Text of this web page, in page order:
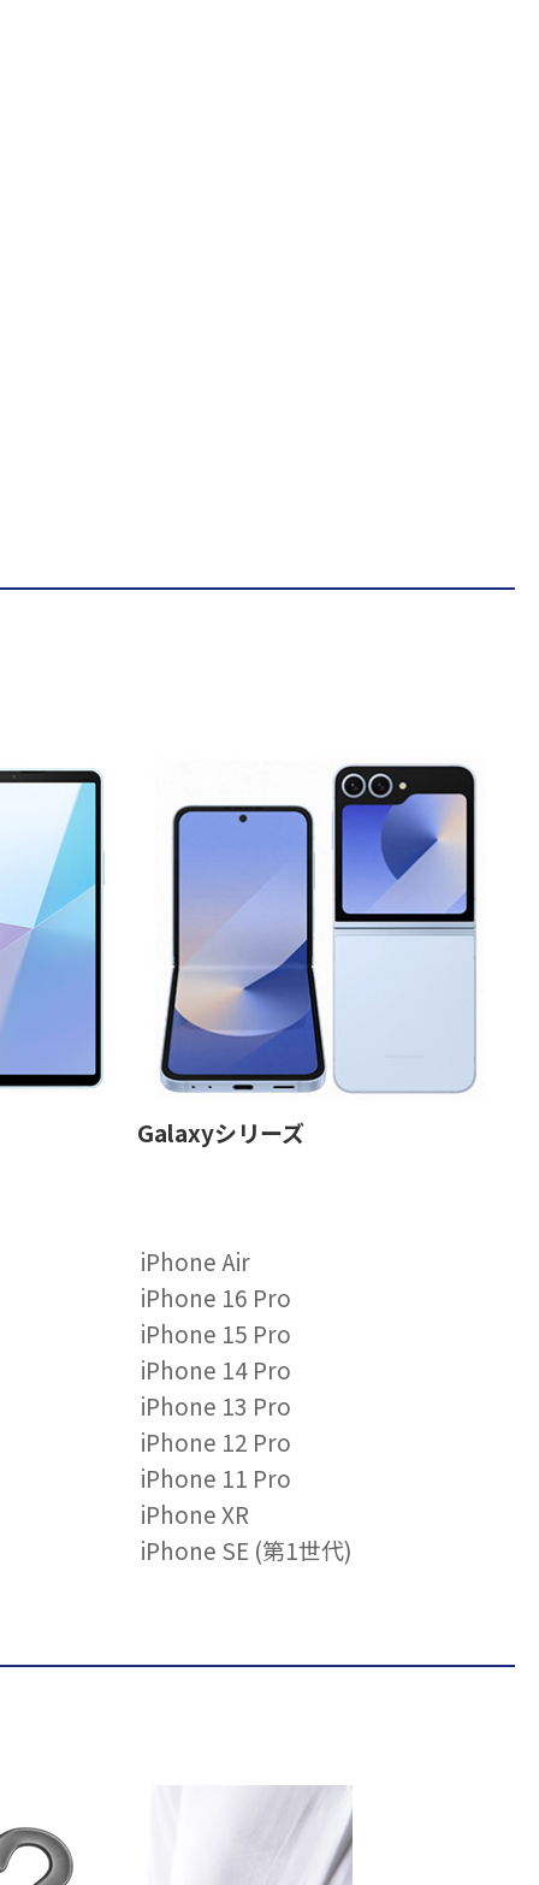
Galaxyシリーズ
iPhone Air
iPhone 16 Pro
iPhone 15 Pro
iPhone 14 Pro
iPhone 13 Pro
iPhone 12 Pro
iPhone 11 Pro
iPhone XR
iPhone SE (第1世代)